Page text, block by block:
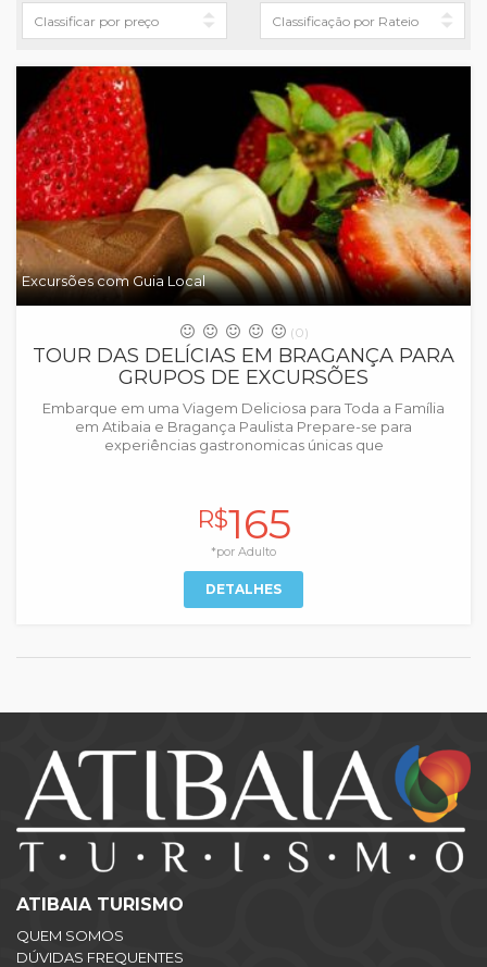
Excursões com Guia Local
(0)
TOUR DAS DELÍCIAS EM BRAGANÇA PARA
GRUPOS DE EXCURSÕES
Embarque em uma Viagem Deliciosa para Toda a Família
em Atibaia e Bragança Paulista Prepare-se para
experiências gastronomicas únicas que
R$165
*por Adulto
DETALHES
ATIBAIA TURISMO
QUEM SOMOS
DÚVIDAS FREQUENTES